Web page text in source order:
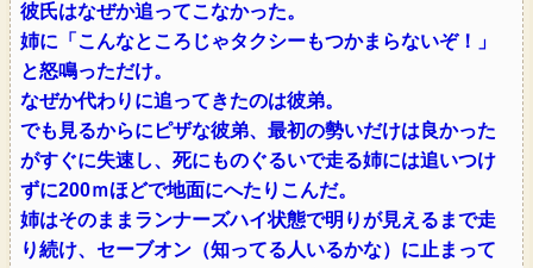
彼氏はなぜか追ってこなかった。
姉に「こんなところじゃタクシーもつかまらないぞ！」
と怒鳴っただけ。
なぜか代わりに追ってきたのは彼弟。
でも見るからにピザな彼弟、最初の勢いだけは良かった
がすぐに失速し、死にものぐるいで走る姉には追いつけ
ずに200ｍほどで地面にへたりこんだ。
姉はそのままランナーズハイ状態で明りが見えるまで走
り続け、セーブオン（知ってる人いるかな）に止まって